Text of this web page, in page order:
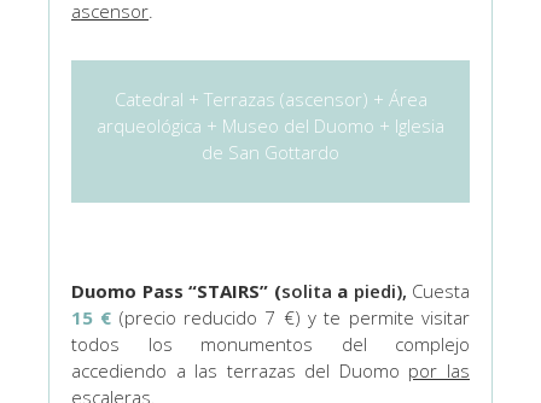
ascensor.
Catedral + Terrazas (ascensor) + Área
arqueológica + Museo del Duomo + Iglesia
de San Gottardo
Duomo Pass “STAIRS” (solita a piedi), Cuesta
15 € (precio reducido 7 €) y te permite visitar
todos los monumentos del complejo
accediendo a las terrazas del Duomo por las
escaleras